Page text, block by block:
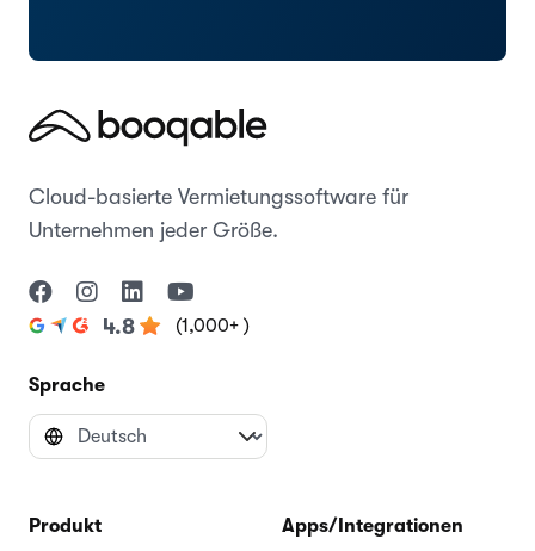
Cloud-basierte Vermietungssoftware für
Unternehmen jeder Größe.
4.8 (1,000+ )
Sprache
Produkt
Apps/Integrationen